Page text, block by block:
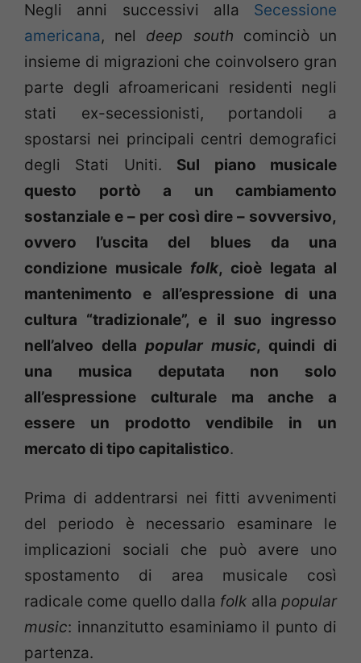
Negli anni successivi alla Secessione
americana, nel deep south cominciò un
insieme di migrazioni che coinvolsero gran
parte degli afroamericani residenti negli
stati ex-secessionisti, portandoli a
spostarsi nei principali centri demografici
degli Stati Uniti. Sul piano musicale
questo portò a un cambiamento
sostanziale e – per così dire – sovversivo,
ovvero l’uscita del blues da una
condizione musicale folk, cioè legata al
mantenimento e all’espressione di una
cultura “tradizionale”, e il suo ingresso
nell’alveo della popular music, quindi di
una musica deputata non solo
all’espressione culturale ma anche a
essere un prodotto vendibile in un
mercato di tipo capitalistico.
Prima di addentrarsi nei fitti avvenimenti
del periodo è necessario esaminare le
implicazioni sociali che può avere uno
spostamento di area musicale così
radicale come quello dalla folk allapopular
music: innanzitutto esaminiamo il punto di
partenza.